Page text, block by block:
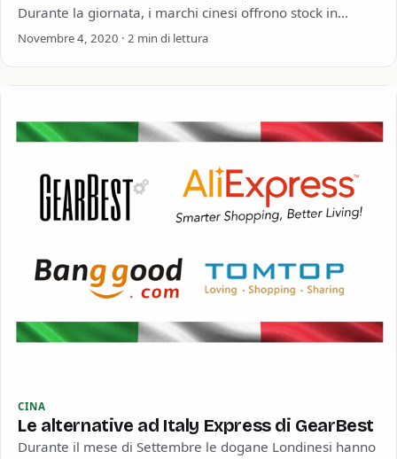
Durante la giornata, i marchi cinesi offrono stock in
quantità super scontati alle…
Novembre 4, 2020 · 2 min di lettura
CINA
Le alternative ad Italy Express di GearBest
Durante il mese di Settembre le dogane Londinesi hanno